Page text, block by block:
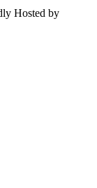
Hosted by